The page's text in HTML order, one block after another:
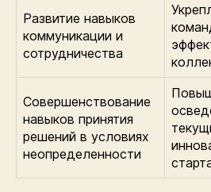
Развитие навыков
коммуникации и
сотрудничества
Совершенствование
навыков принятия
решений в условиях
неопределенности